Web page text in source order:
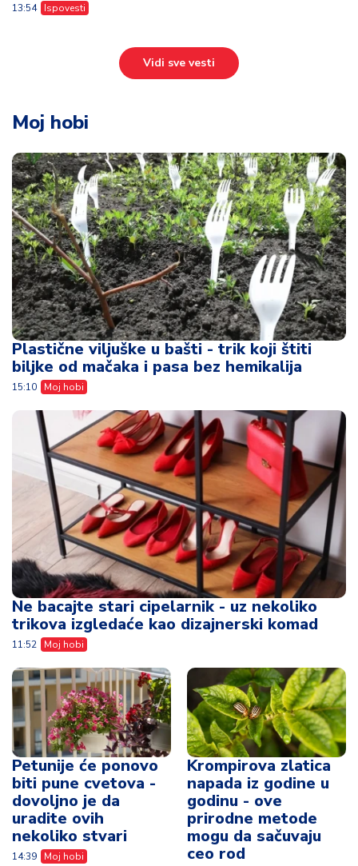
13:54 Ispovesti
Vidi sve vesti
Moj hobi
Plastične viljuške u bašti - trik koji štiti
biljke od mačaka i pasa bez hemikalija
15:10 Moj hobi
Ne bacajte stari cipelarnik - uz nekoliko
trikova izgledaće kao dizajnerski komad
11:52 Moj hobi
Petunije će ponovo
biti pune cvetova -
dovoljno je da
uradite ovih
nekoliko stvari
14:39 Moj hobi
Krompirova zlatica
napada iz godine u
godinu - ove
prirodne metode
mogu da sačuvaju
ceo rod